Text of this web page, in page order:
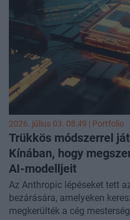
fel a
kapcsolatban - számolt be a
2026. július 03. 08:49 | Portfolio
Trükkös módszerrel
Kínában, hogy
AI-modelljeit
Az Anthropic lépéseket tett
bezárására, amelyeken
megkerülték a cég